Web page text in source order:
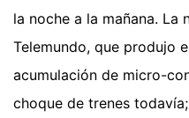
la noche a la mañana. La
Telemundo, que produjo
acumulación de micro-
choque de trenes